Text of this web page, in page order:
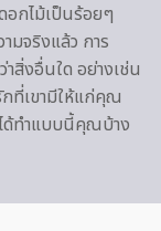
กไม้เป็นร้อยๆ
มจริงแล้ว การ
สิ่งอื่นใด อย่างเช่น
กที่เขามีให้แก่คุณ
ด้ทำแบบนี้คุณบ้าง